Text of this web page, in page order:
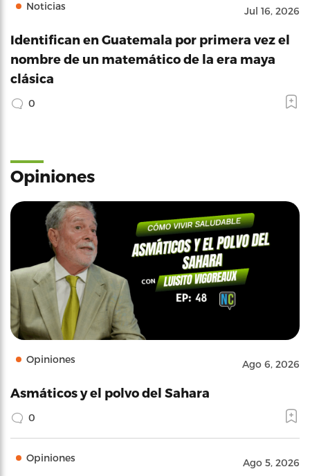
Noticias Jul 16, 2026
Identifican en Guatemala por primera vez el
nombre de un matemático de la era maya
clásica
0
Opiniones
Opiniones Ago 6, 2026
Asmáticos y el polvo del Sahara
0
Opiniones Ago 5, 2026